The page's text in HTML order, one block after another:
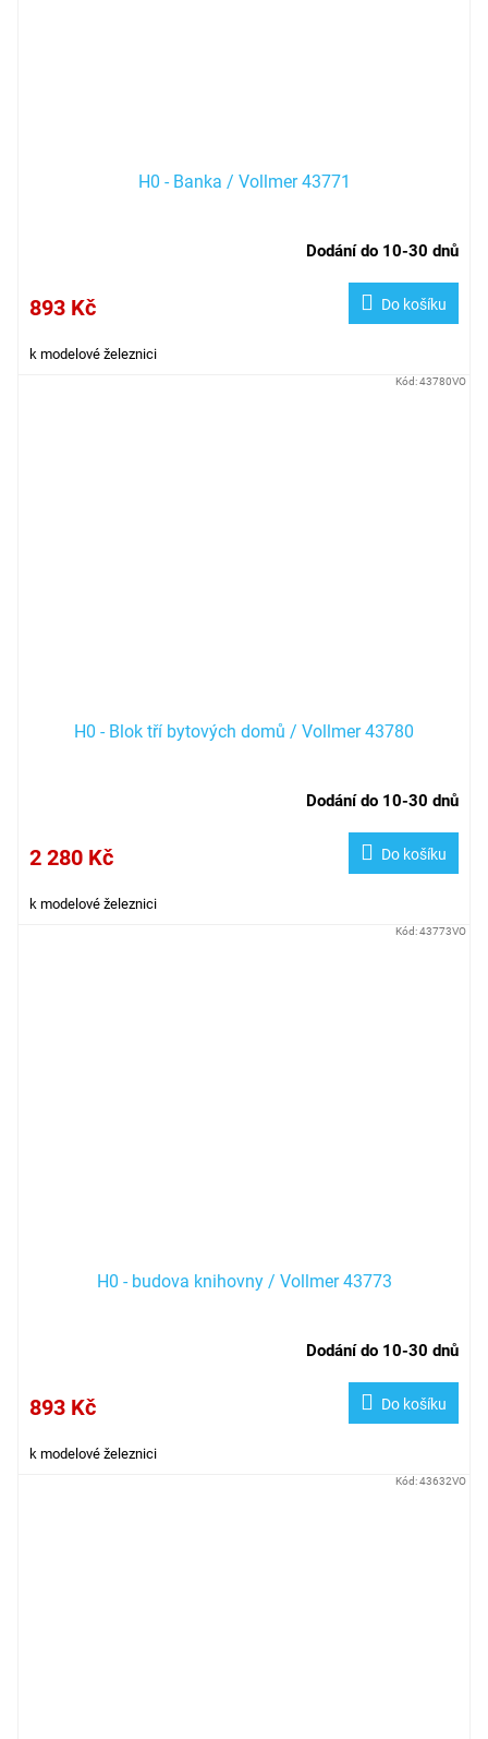
H0 - Banka / Vollmer 43771
Dodání do 10-30 dnů
893 Kč Do košíku
k modelové železnici
H0 - Blok tří bytových domů / Vollmer 43780
Dodání do 10-30 dnů
2 280 Kč Do košíku
k modelové železnici
Kód:43780VO
H0 - budova knihovny / Vollmer 43773
Dodání do 10-30 dnů
893 Kč Do košíku
k modelové železnici
Kód:43773VO
Kód:43632VO